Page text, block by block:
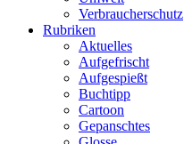
Verbraucherschutz
Rubriken
Aktuelles
Aufgefrischt
Aufgespießt
Buchtipp
Cartoon
Gepanschtes